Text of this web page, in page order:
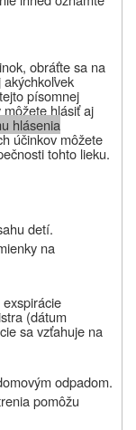
obráťte sa na
písomnej
hlásiť aj
hlásenia
účinkov môžete
tohto lieku.
detí.
na
(dátum
sa vzťahuje na
odpadom.
pomôžu